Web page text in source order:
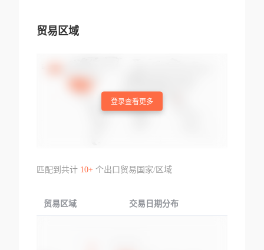
贸易区域
登录查看更多
匹配到共计 10+个出口贸易国家/区域
贸易区域 交易日期分布